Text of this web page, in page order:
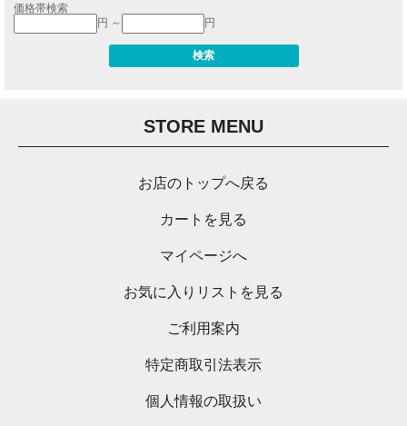
価格帯検索
円 ～
円
STORE MENU
お店のトップへ戻る
カートを見る
マイページへ
お気に入りリストを見る
ご利用案内
特定商取引法表示
個人情報の取扱い